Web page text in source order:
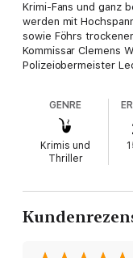
Krimi-Fans und ganz
werden mit
sowie Föhrs
Kommissar Clemens
Polizeiobermeister
Schrottschere
Begräbnis muss her
Polizeiobermeister
neben einer alten
Mühle steht, ein
DNA-
Monaten vermissten
haben. Doch warum?
GENRE
Krimis und
Thriller